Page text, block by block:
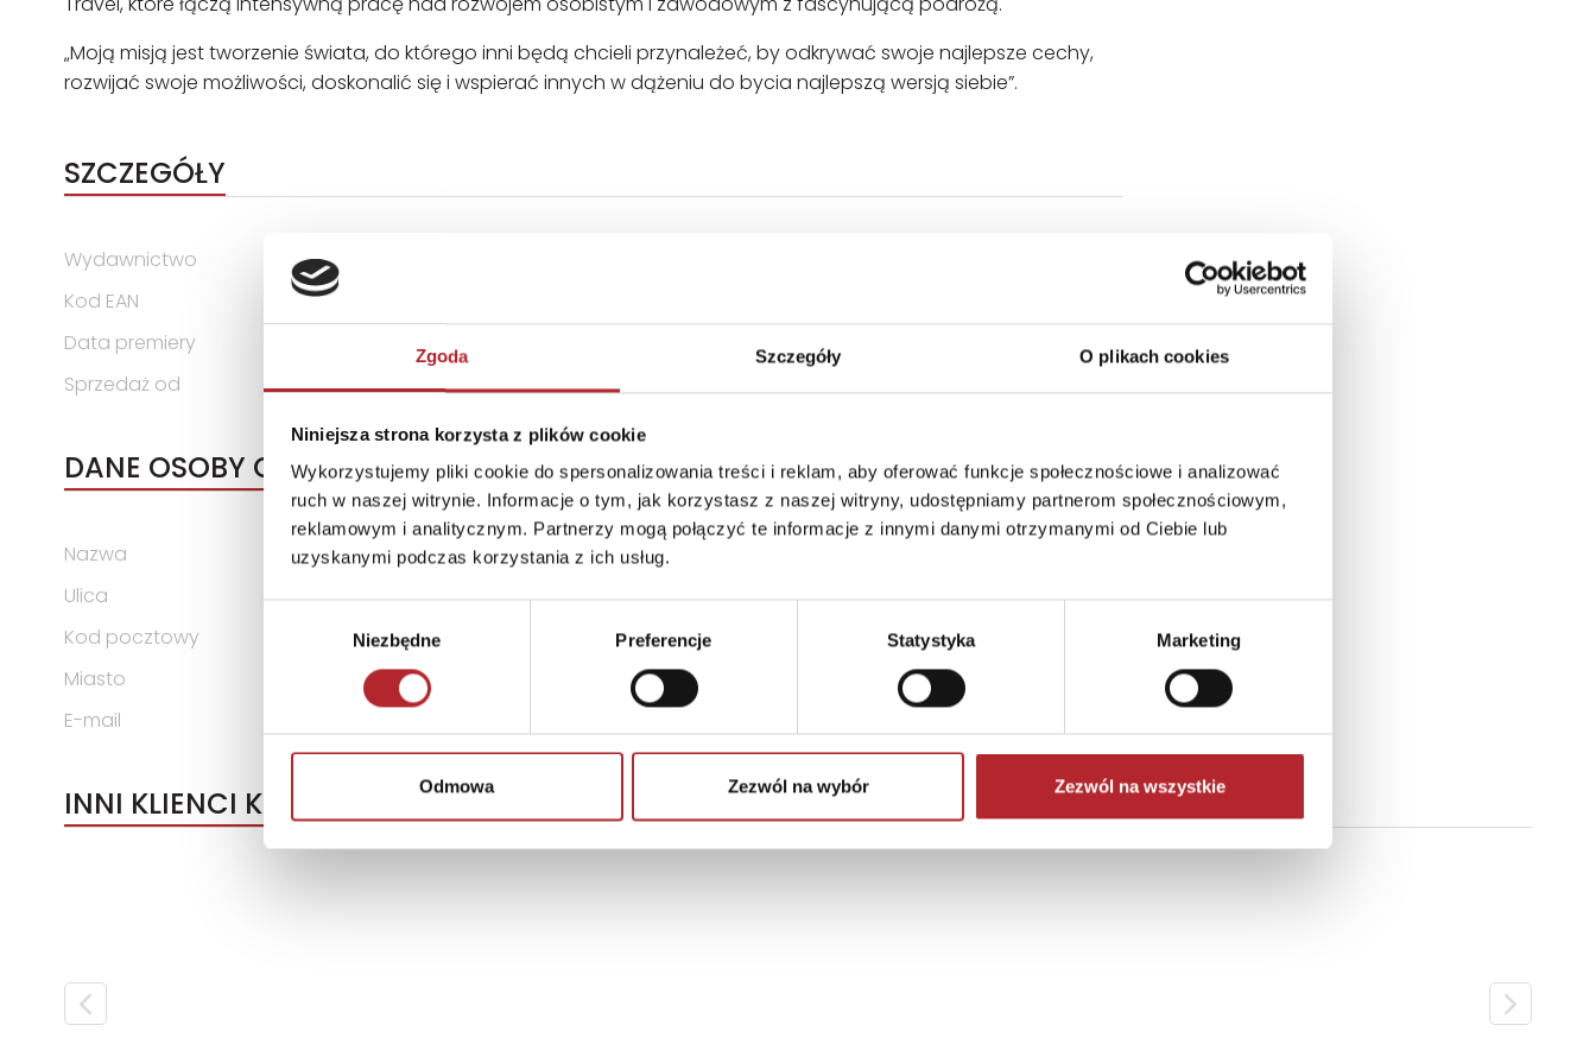
Zgoda Szczegóły O plikach cookies
Niniejsza strona korzysta z plików cookie
Wykorzystujemy pliki cookie do spersonalizowania treści i reklam, aby oferować funkcje społecznościowe i analizować
ruch w naszej witrynie. Informacje o tym, jak korzystasz z naszej witryny, udostępniamy partnerom społecznościowym,
reklamowym i analitycznym. Partnerzy mogą połączyć te informacje z innymi danymi otrzymanymi od Ciebie lub
uzyskanymi podczas korzystania z ich usług.
Niezbędne Preferencje Statystyka Marketing
Odmowa Zezwól na wybór Zezwól na wszystkie
„Moją misją jest tworzenie świata, do którego inni będą chcieli przynależeć, by odkrywać swoje najlepsze cechy,
rozwijać swoje możliwości, doskonalić się i wspierać innych w dążeniu do bycia najlepszą wersją siebie”.
SZCZEGÓŁY
Wydawnictwo
Imprint Media
Kod EAN
9788366614260
Data premiery
Sprzedaż od
2024-01-30
Miękka
Format
DANE OSOBY ODPOWIEDZIALNEJ
Nazwa
Imprint Media
Ulica
ul. Chłodna 22/35
Kod pocztowy
Miasto
Warszawa
E-mail
INNI KLIENCI KUPOWALI